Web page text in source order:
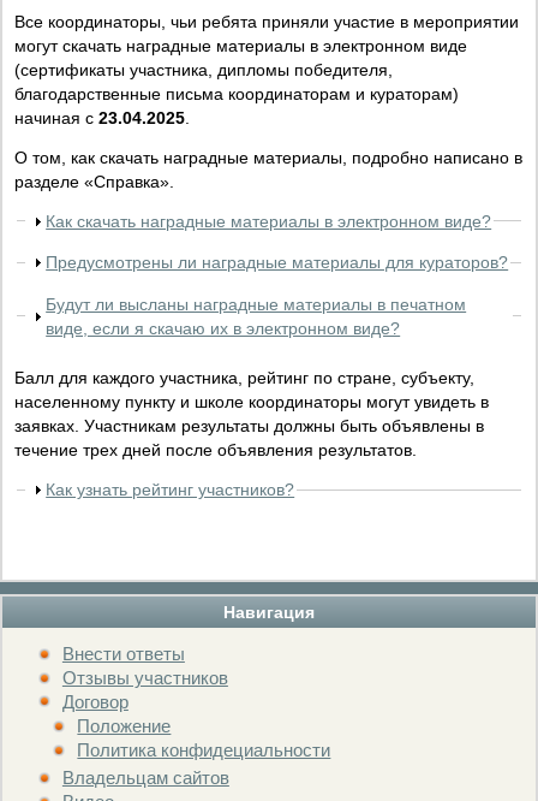
Навигация
Внести ответы
Отзывы участников
Договор
Положение
Политика конфидециальности
Владельцам сайтов
Все координаторы, чьи ребята приняли участие в мероприятии
могут скачать наградные материалы в электронном виде
(сертификаты участника, дипломы победителя,
благодарственные письма координаторам и кураторам)
начиная с 23.04.2025
О том, как скачать наградные материалы, подробно написано в
разделе «Справка».
Как скачать наградные материалы в электронном виде?
Предусмотрены ли наградные материалы для кураторов?
Будут ли высланы наградные материалы в печатном
виде, если я скачаю их в электронном виде?
Балл для каждого участника, рейтинг по стране, субъекту,
населенному пункту и школе координаторы могут увидеть в
заявках. Участникам результаты должны быть объявлены в
течение трех дней после объявления результатов.
Как узнать рейтинг участников?